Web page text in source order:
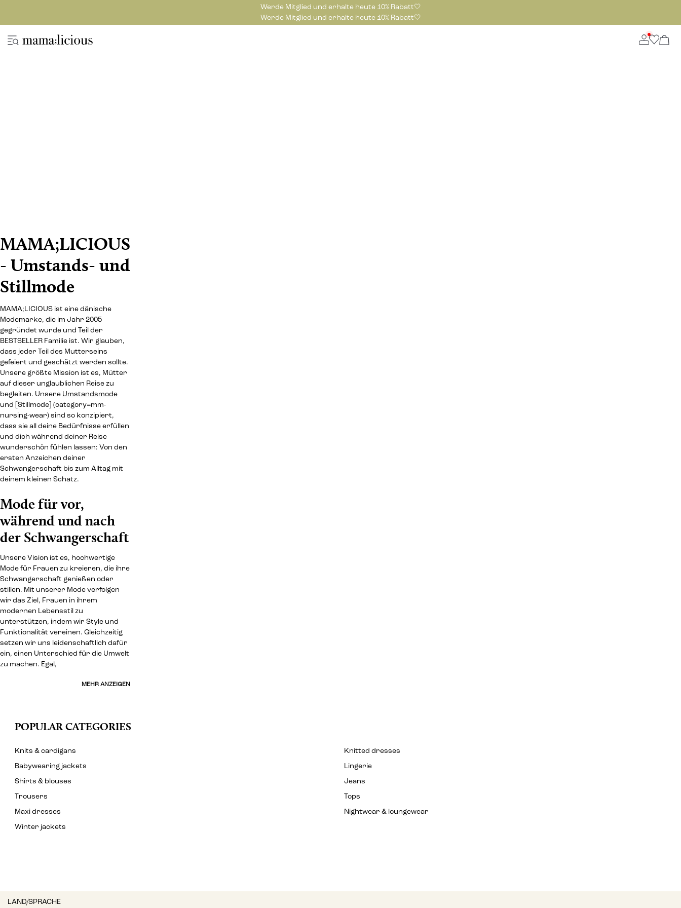
Werde Mitglied und erhalte heute 10% Rabatt🤍
Werde Mitglied und erhalte heute 10% Rabatt🤍
MAMA;LICIOUS
- Umstands- und
Stillmode
MAMA;LICIOUS ist eine dänische
Modemarke, die im Jahr 2005
gegründet wurde und Teil der
BESTSELLER Familie ist. Wir glauben,
dass jeder Teil des Mutterseins
gefeiert und geschätzt werden sollte.
Unsere größte Mission ist es, Mütter
auf dieser unglaublichen Reise zu
begleiten. Unsere Umstandsmode
und [Stillmode] (category=mm-
nursing-wear) sind so konzipiert,
dass sie all deine Bedürfnisse erfüllen
und dich während deiner Reise
wunderschön fühlen lassen: Von den
ersten Anzeichen deiner
Schwangerschaft bis zum Alltag mit
deinem kleinen Schatz.
Mode für vor,
während und nach
der Schwangerschaft
Unsere Vision ist es, hochwertige
Mode für Frauen zu kreieren, die ihre
Schwangerschaft genießen oder
stillen. Mit unserer Mode verfolgen
wir das Ziel, Frauen in ihrem
modernen Lebensstil zu
unterstützen, indem wir Style und
Funktionalität vereinen. Gleichzeitig
setzen wir uns leidenschaftlich dafür
ein, einen Unterschied für die Umwelt
zu machen. Egal,
MEHR ANZEIGEN
POPULAR CATEGORIES
Knits & cardigans
Knitted dresses
Babywearing jackets
Lingerie
Shirts & blouses
Jeans
Trousers
Tops
Maxi dresses
Nightwear & loungewear
Winter jackets
LAND/SPRACHE